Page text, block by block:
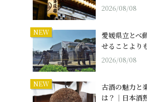
2026/08/08
NEW
愛媛県立とべ
せることより
2026/08/08
NEW
古酒の魅力と
は？｜日本酒